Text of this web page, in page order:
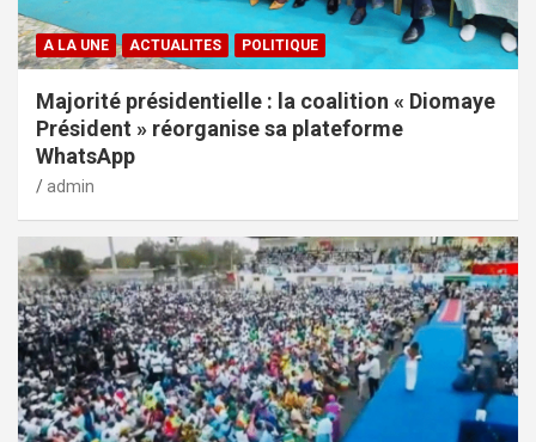
A LA UNE ACTUALITES POLITIQUE
Majorité présidentielle : la coalition « Diomaye
Président » réorganise sa plateforme
WhatsApp
admin